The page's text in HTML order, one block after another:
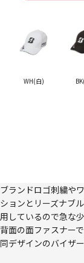
WH(白)
ブランドロゴ刺繍や
ションとリーズナブ
用しているので急な
背面の面ファスナー
同デザインのバイザ